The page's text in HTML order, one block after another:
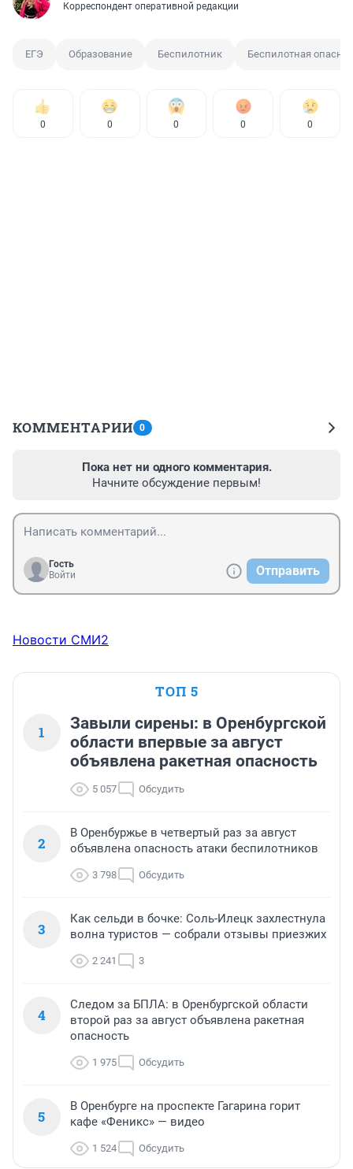
Корреспондент оперативной редакции
ЕГЭ Образование Беспилотник Беспилотная
0 0 0 0 0
КОММЕНТАРИИ 0
Пока нет ни одного комментария.
Начните обсуждение первым!
Гость
Войти
Отправить
Новости СМИ2
ТОП 5
1
Завыли сирены: в Оренбургской
области впервые за август
объявлена ракетная опасность
5 057 Обсудить
2
В Оренбуржье в четвертый раз за август
объявлена опасность атаки беспилотников
3 798 Обсудить
3
Как сельди в бочке: Соль-Илецк захлестнула
волна туристов — собрали отзывы приезжих
2 241 3
4
Следом за БПЛА: в Оренбургской области
второй раз за август объявлена ракетная
опасность
1 975 Обсудить
5
В Оренбурге на проспекте Гагарина горит
кафе «Феникс» — видео
1 524 Обсудить